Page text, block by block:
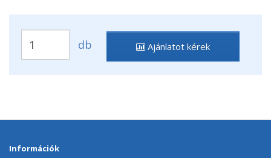
db Ajánlatot kérek
Információk